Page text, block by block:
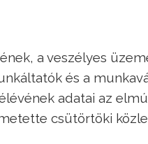
a veszélyes
és a
adatai az
csütörtöki